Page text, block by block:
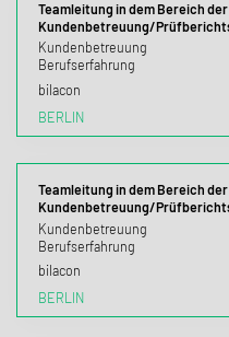
Teamleitung in dem Bereich der
Kundenbetreuung/
Kundenbetreuung
Berufserfahrung
bilacon
BERLIN
Teamleitung in dem Bereich der
Kundenbetreuung/
Kundenbetreuung
Berufserfahrung
bilacon
BERLIN